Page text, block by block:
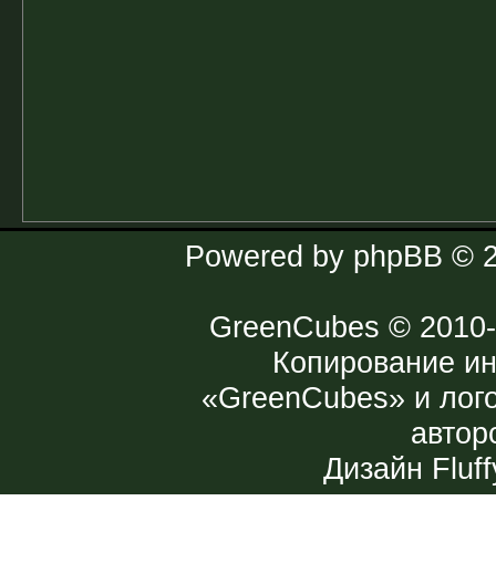
Powered by phpBB ©
GreenCubes ©
Копирование
«GreenCubes» и
Дизайн